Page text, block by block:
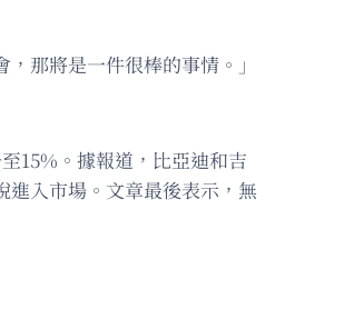
那將是一件很棒的事情。」
15%。據報道，比亞迪和吉
入市場。文章最後表示，無